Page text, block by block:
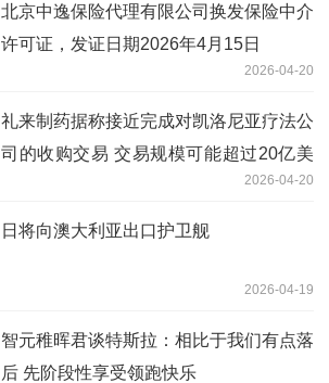
北京中逸保险代理有限公司换发保险中介
许可证，发证日期2026年4月15日
2026-04-20
礼来制药据称接近完成对凯洛尼亚疗法公
司的收购交易 交易规模可能超过20亿美
2026-04-20
日将向澳大利亚出口护卫舰
2026-04-19
智元稚晖君谈特斯拉：相比于我们有点落
后 先阶段性享受领跑快乐